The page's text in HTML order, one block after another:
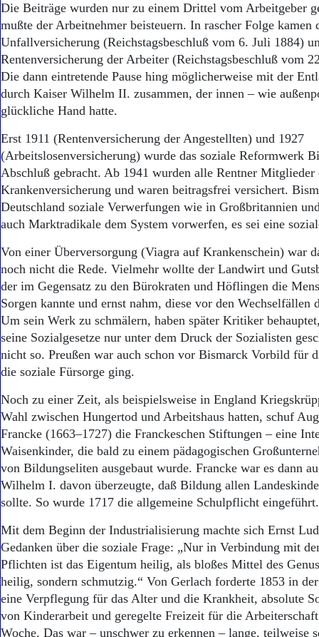
Die Beiträge wurden nur zu einem Drittel vom Arbeitgeber
mußte der Arbeitnehmer beisteuern. In rascher Folge kamen
Unfallversicherung (Reichstagsbeschluß vom 6. Juli 1884)
Rentenversicherung der Arbeiter (Reichstagsbeschluß vom
Die dann eintretende Pause hing möglicherweise mit der
durch Kaiser Wilhelm II. zusammen, der innen – wie
glückliche Hand hatte.
Erst 1911 (Rentenversicherung der Angestellten) und 1927
(Arbeitslosenversicherung) wurde das soziale Reformwerk
Abschluß gebracht. Ab 1941 wurden alle Rentner Mitglieder
Krankenversicherung und waren beitragsfrei versichert.
Deutschland soziale Verwerfungen wie in Großbritannien
auch Marktradikale dem System vorwerfen, es sei eine
Von einer Überversorgung (Viagra auf Krankenschein) war
noch nicht die Rede. Vielmehr wollte der Landwirt und
der im Gegensatz zu den Bürokraten und Höflingen die
Sorgen kannte und ernst nahm, diese vor den Wechselfällen
Um sein Werk zu schmälern, haben später Kritiker
seine Sozialgesetze nur unter dem Druck der Sozialisten
nicht so. Preußen war auch schon vor Bismarck Vorbild für
die soziale Fürsorge ging.
Noch zu einer Zeit, als beispielsweise in England
Wahl zwischen Hungertod und Arbeitshaus hatten, schuf
Francke (1663–1727) die Franckeschen Stiftungen – eine
Waisenkinder, die bald zu einem pädagogischen
von Bildungseliten ausgebaut wurde. Francke war es dann
Wilhelm I. davon überzeugte, daß Bildung allen
sollte. So wurde 1717 die allgemeine Schulpflicht eingeführt.
Mit dem Beginn der Industrialisierung machte sich Ernst
Gedanken über die soziale Frage: „Nur in Verbindung mit
Pflichten ist das Eigentum heilig, als bloßes Mittel des
heilig, sondern schmutzig.“ Von Gerlach forderte 1853 in
eine Verpflegung für das Alter und die Krankheit, absolute
von Kinderarbeit und geregelte Freizeit für die
Woche. Das war – unschwer zu erkennen – lange, teilweise